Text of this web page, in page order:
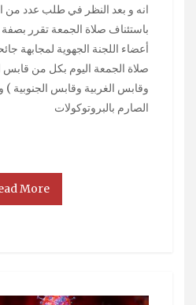
انه و بعد النظر في طلب عدد من
باستئناف صلاة الجمعة تقرر بصفة
أعضاء اللجنة الجهوية لمجابهة
صلاة الجمعة اليوم بكل من قابس
وقابس الغربية وقابس الجنوبية )
الصارم بالبروتوكولات
More